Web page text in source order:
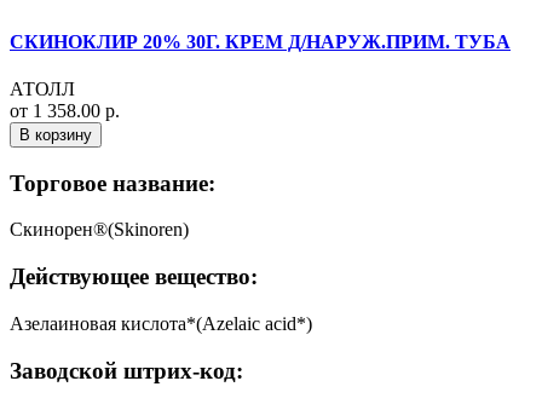
СКИНОКЛИР 20% 30Г. КРЕМ Д/НАРУЖ.ПРИМ. ТУБА
АТОЛЛ
от 1 358.00 р.
В корзину
Торговое название:
Скинорен®(Skinoren)
Действующее вещество:
Азелаиновая кислота*(Azelaic acid*)
Заводской штрих-код: